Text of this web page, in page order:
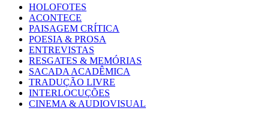
Primary
Menu
HOLOFOTES
ACONTECE
PAISAGEM CRÍTICA
POESIA & PROSA
ENTREVISTAS
RESGATES & MEMÓRIAS
SACADA ACADÊMICA
TRADUÇÃO LIVRE
INTERLOCUÇÕES
CINEMA & AUDIOVISUAL